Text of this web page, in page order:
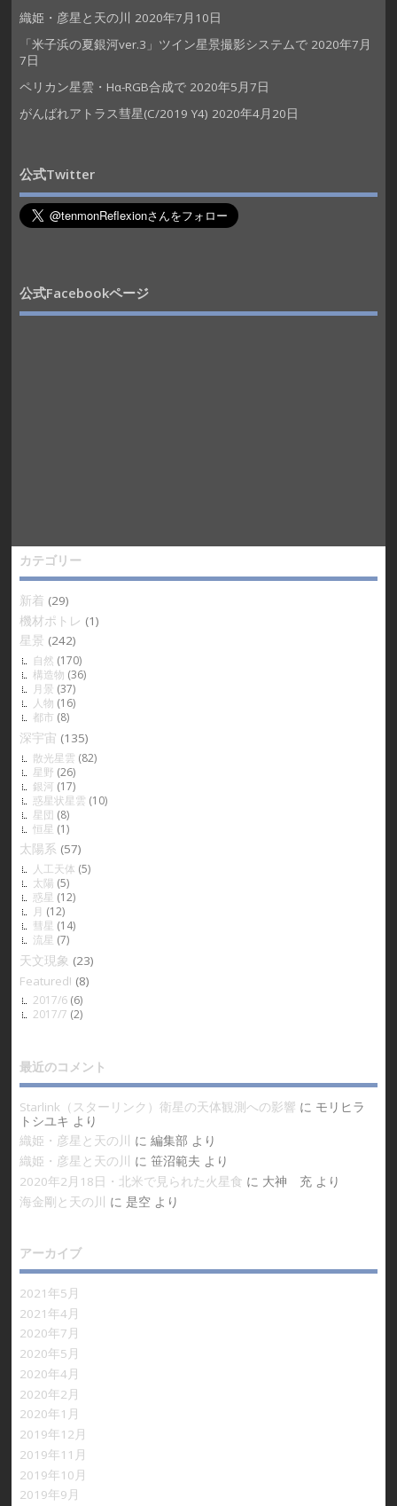
織姫・彦星と天の川 2020年7月10日
「米子浜の夏銀河ver.3」ツイン星景撮影システムで 2020年7月
7日
ペリカン星雲・Hα-RGB合成で 2020年5月7日
がんばれアトラス彗星(C/2019 Y4) 2020年4月20日
公式Twitter
公式Facebookページ
カテゴリー
新着 (29)
機材ポトレ (1)
星景 (242)
自然 (170)
構造物 (36)
月景 (37)
人物 (16)
都市 (8)
深宇宙 (135)
散光星雲 (82)
星野 (26)
銀河 (17)
惑星状星雲 (10)
星団 (8)
恒星 (1)
太陽系 (57)
人工天体 (5)
太陽 (5)
惑星 (12)
月 (12)
彗星 (14)
流星 (7)
天文現象 (23)
Featured! (8)
2017/6(6)
2017/7 (2)
最近のコメント
Starlink（スターリンク）衛星の天体観測への影響 に モリヒラ
トシユキ より
織姫・彦星と天の川
に 編集部 より
織姫・彦星と天の川
に 笹沼範夫 より
2020年2月18日・北米で見られた火星食 に 大神 充より
海金剛と天の川
に 是空より
アーカイブ
2021年5月
2021年4月
2020年7月
2020年5月
2020年4月
2020年2月
2020年1月
2019年12月
2019年11月
2019年10月
2019年9月